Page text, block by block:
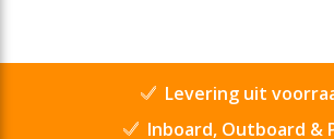
Levering uit
Inboard, Outboard &